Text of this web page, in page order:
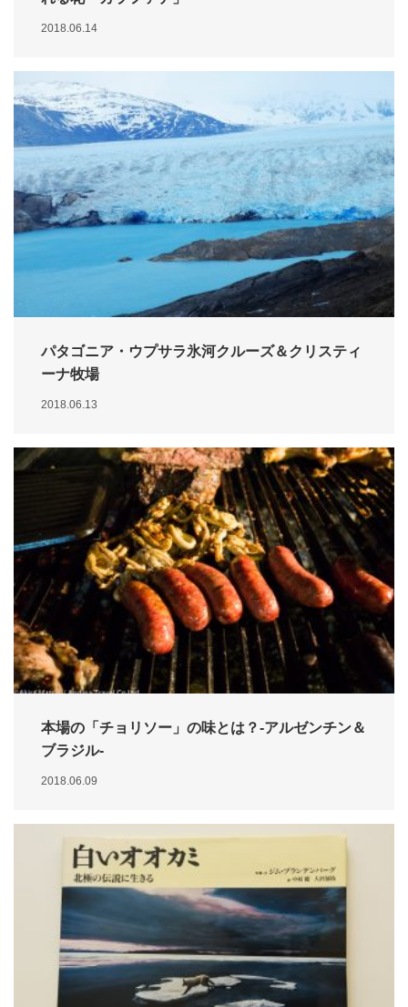
2018.06.14
パタゴニア・ウプサラ氷河クルーズ＆クリスティ
ーナ牧場
2018.06.13
本場の「チョリソー」の味とは？-アルゼンチン＆
ブラジル-
2018.06.09